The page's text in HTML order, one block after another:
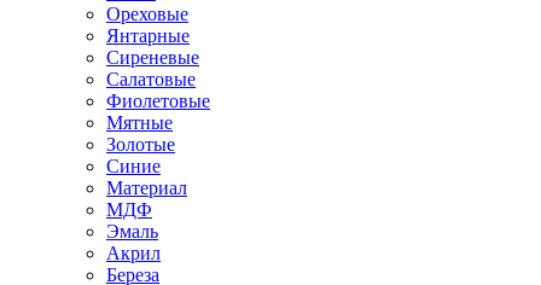
Ореховые
Янтарные
Сиреневые
Салатовые
Фиолетовые
Мятные
Золотые
Синие
Материал
МДФ
Эмаль
Акрил
Береза